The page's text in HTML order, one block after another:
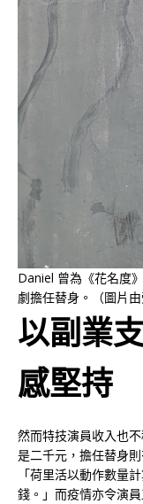
Daniel 曾為《花名度
劇擔任替身。（圖片由
以副業
感堅持
然而特技演員收入也
是二千元，擔任替身
「荷里活以動作數量
錢。」而疫情亦令演